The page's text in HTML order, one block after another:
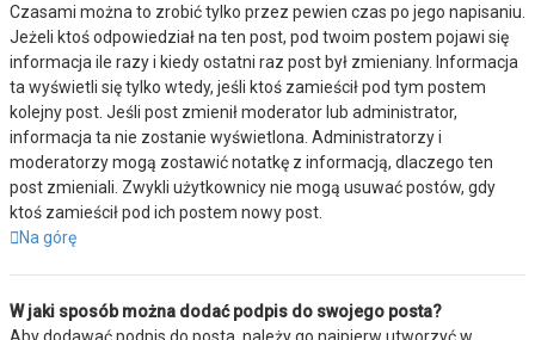
Czasami można to zrobić tylko przez pewien czas po jego napisaniu.
Jeżeli ktoś odpowiedział na ten post, pod twoim postem pojawi się
informacja ile razy i kiedy ostatni raz post był zmieniany. Informacja
ta wyświetli się tylko wtedy, jeśli ktoś zamieścił pod tym postem
kolejny post. Jeśli post zmienił moderator lub administrator,
informacja ta nie zostanie wyświetlona. Administratorzy i
moderatorzy mogą zostawić notatkę z informacją, dlaczego ten
post zmieniali. Zwykli użytkownicy nie mogą usuwać postów, gdy
ktoś zamieścił pod ich postem nowy post.
Na górę
W jaki sposób można dodać podpis do swojego posta?